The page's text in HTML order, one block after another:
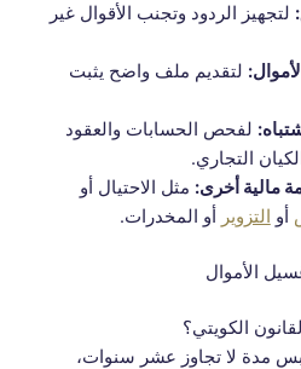
لتجهيز الردود وتجنب الأقوال غير
لتقديم ملف واضح يثبت
لفحص الحسابات والعقود
التجاري.
مالية أخرى: مثل الاحتيال أو
أو التزوير أو المخدرات.
الأموال
الكويتي؟
مدة لا تجاوز عشر سنوات،